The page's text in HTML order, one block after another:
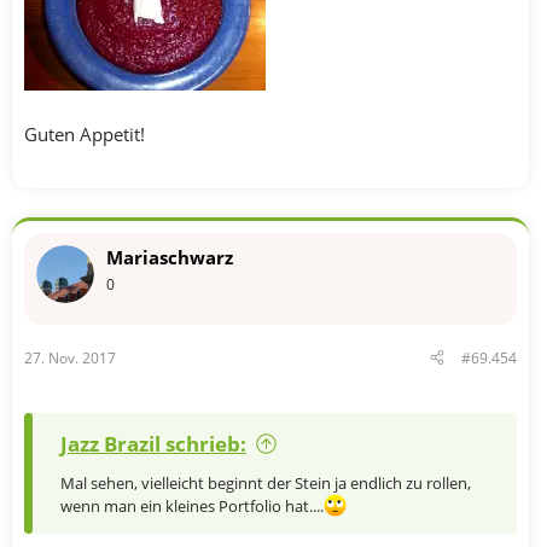
Guten Appetit!
Mariaschwarz
0
27. Nov. 2017 #69.454
Jazz Brazil schrieb:
Mal sehen, vielleicht beginnt der Stein ja endlich zu rollen,
wenn man ein kleines Portfolio hat....